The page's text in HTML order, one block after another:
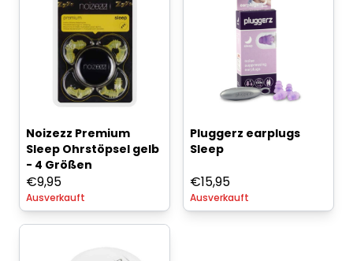
Noizezz Premium
Sleep Ohrstöpsel gelb
- 4 Größen
€9,95
Ausverkauft
Pluggerz earplugs
Sleep
€15,95
Ausverkauft